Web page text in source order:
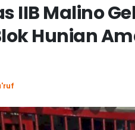
IIB Malino
Hunian